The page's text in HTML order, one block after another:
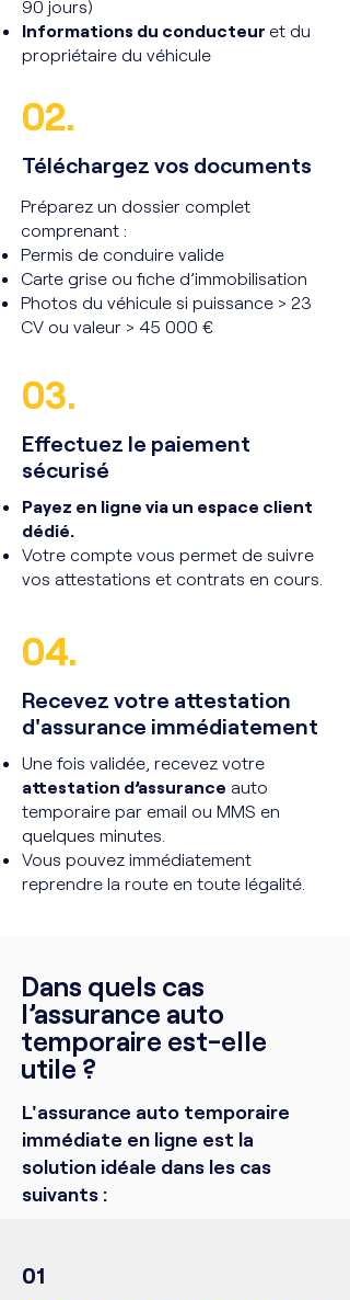
90 jours)
Informations du conducteur et du
propriétaire du véhicule
02.
Téléchargez vos documents
Préparez un dossier complet
comprenant :
Permis de conduire valide
Carte grise ou fiche d’immobilisation
Photos du véhicule si puissance > 23
CV ou valeur > 45 000 €
03.
Effectuez le paiement
sécurisé
Payez en ligne via un espace client
dédié.
Votre compte vous permet de suivre
vos attestations et contrats en cours.
04.
Recevez votre attestation
d'assurance immédiatement
Une fois validée, recevez votre
attestation d’assurance auto
temporaire par email ou MMS en
quelques minutes.
Vous pouvez immédiatement
reprendre la route en toute légalité.
Dans quels cas
l’assurance auto
temporaire est-elle
utile ?
L'assurance auto temporaire
immédiate en ligne est la
solution idéale dans les cas
suivants :
01